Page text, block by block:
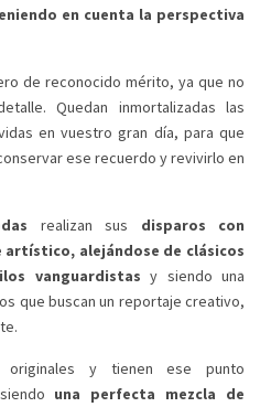
en cuenta la perspectiva
de reconocido mérito, ya que no
Quedan inmortalizadas las
en vuestro gran día, para que
ese recuerdo y revivirlo en
realizan sus disparos con
alejándose de clásicos
vanguardistas y siendo una
que buscan un reportaje creativo,
y tienen ese punto
una perfecta mezcla de